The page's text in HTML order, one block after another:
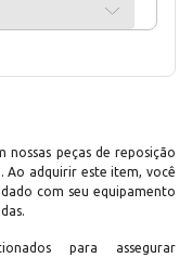
peças de reposição
Ao adquirir este item, você
com seu equipamento
para assegurar